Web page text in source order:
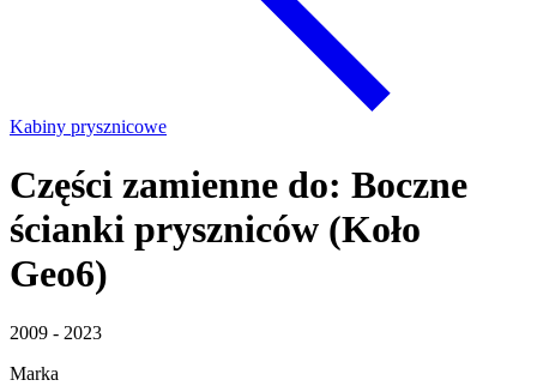
Kabiny prysznicowe
Części zamienne do: Boczne
ścianki pryszniców (Koło
Geo6)
2009 - 2023
Marka